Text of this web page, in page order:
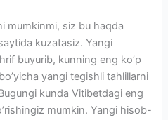
mumkinmi, siz bu haqda
kuzatasiz. Yangi
buyurib, kunning eng ko’p
yangi tegishli tahlillarni
kunda Vitibetdagi eng
mumkin. Yangi hisob-